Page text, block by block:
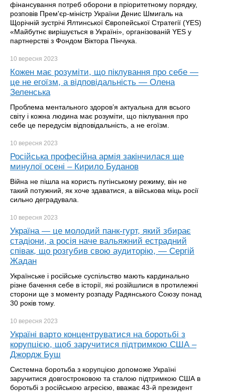
фінансування потреб оборони в пріоритетному порядку,
розповів Прем'єр-міністр України Денис Шмигаль на
Щорічній зустрічі Ялтинської Європейської Стратегії (YES)
«Майбутнє вирішується в Україні», організованій YES у
партнерстві з Фондом Віктора Пінчука.
10 вересня 2023
Кожен має розуміти, що піклування про себе —
це не егоїзм, а відповідальність — Олена
Зеленська
Проблема ментального здоров’я актуальна для всього
світу і кожна людина має розуміти, що піклування про
себе це передусім відповідальність, а не егоїзм.
10 вересня 2023
Російська професійна армія закінчилася ще
минулої осені – Кирило Буданов
Війна не пішла на користь путінському режиму, він не
такий потужний, як хоче здаватися, а військова міць росії
сильно деградувала.
10 вересня 2023
Україна — це молодий панк-гурт, який збирає
стадіони, а росія наче вальяжний естрадний
співак, що розгубив свою аудиторію, — Сергій
Жадан
Українське і російське суспільство мають кардинально
різне бачення себе в історії, які розійшлися в протилежні
сторони ще з моменту розпаду Радянського Союзу понад
30 років тому.
10 вересня 2023
Україні варто концентруватися на боротьбі з
корупцією, щоб заручитися підтримкою США –
Джордж Буш
Системна боротьба з корупцією допоможе Україні
заручитися довгостроковою та сталою підтримкою США в
боротьбі з російською агресією, вважає 43-й президент